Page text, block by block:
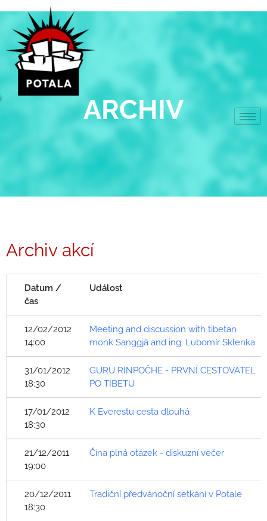
obsah
ARCHIV
Archiv akcí
Datum /
čas
Událost
12/02/2012
14:00
Meeting and discussion with tibetan
monk Sanggjä and ing. Lubomír Sklenka
31/01/2012
18:30
GURU RINPOČHE - PRVNÍ CESTOVATEL
PO TIBETU
17/01/2012
18:30
K Everestu cesta dlouhá
21/12/2011
19:00
Čína plná otázek - diskuzní večer
20/12/2011
18:30
Tradiční předvánoční setkání v Potale